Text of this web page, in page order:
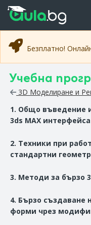
Прескочи към основното
Прескочи към навигацията
Безплатно!
Учебна
3D Моделиране и
1. Общо въведение
3ds MAX интерфейса
2. Техники при
стандартни
3. Методи за бързо
4. Бързо създаване
форми чрез